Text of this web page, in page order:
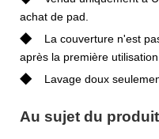
achat de pad.
◆
La couverture n'est
après la première utilisation.
◆ Lavage doux
Au sujet du produit